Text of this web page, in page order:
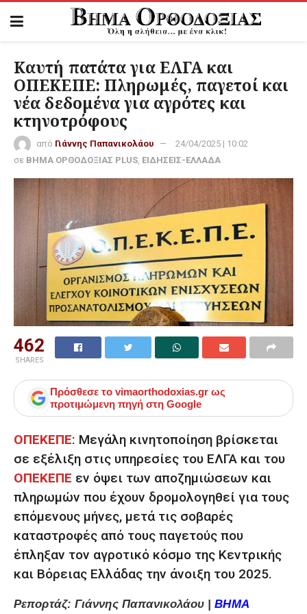
Καυτή πατάτα για ΕΛΓΑ και
ΟΠΕΚΕΠΕ: Πληρωμές, παγετοί και
νέα δεδομένα για αγρότες και
κτηνοτρόφους
από Γιάννης Παπανικολάου
24/04/2025 | 10:02
σε ΒΗΜΑ ΟΡΘΟΔΟΞΙΑΣ PLUS, ΕΙΔΗΣΕΙΣ-ΕΛΛΑΔΑ
462
SHARES
Πρόσθεσε το vimaorthodoxias.gr ως
προτιμώμενη πηγή στη Google
ΟΠΕΚΕΠΕ: Μεγάλη κινητοποίηση βρίσκεται
σε εξέλιξη στις υπηρεσίες του ΕΛΓΑ και του
ΟΠΕΚΕΠΕ εν όψει των αποζημιώσεων και
πληρωμών που έχουν δρομολογηθεί για τους
επόμενους μήνες, μετά τις σοβαρές
καταστροφές από τους παγετούς που
έπληξαν τον αγροτικό κόσμο της Κεντρικής
και Βόρειας Ελλάδας την άνοιξη του 2025.
Ρεπορτάζ: Γιάννης Παπανικολάου |ΒΗΜΑ